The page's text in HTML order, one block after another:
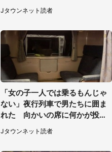
行くと、なんと...（東京都・40
代女性）
Jタウンネット読者
「女の子一人では乗るもんじゃ
ない」夜行列車で男たちに囲ま
れた 向かいの席に何かが投げ
られて（秋田県・60代女性）
Jタウンネット読者